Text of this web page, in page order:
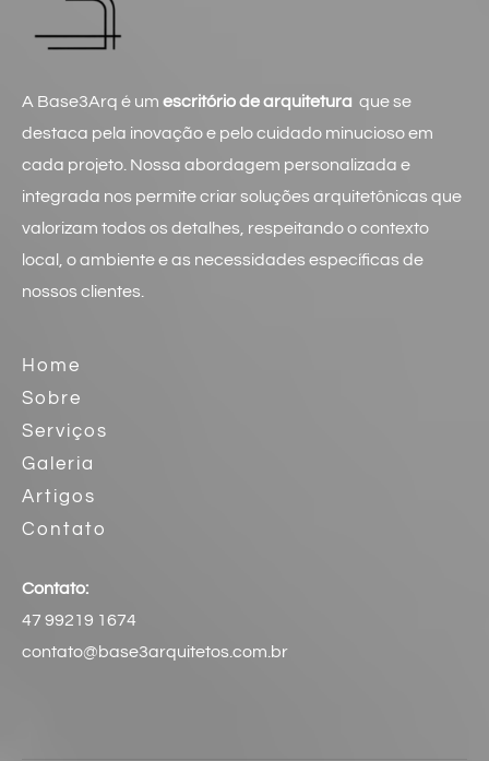
A Base3Arq é um escritório de arquitetura que se
destaca pela inovação e pelo cuidado minucioso em
cada projeto. Nossa abordagem personalizada e
integrada nos permite criar soluções arquitetônicas que
valorizam todos os detalhes, respeitando o contexto
local, o ambiente e as necessidades específicas de
nossos clientes.
Home
Sobre
Serviços
Galeria
Artigos
Contato
Contato:
47 99219 1674
contato@base3arquitetos.com.br​